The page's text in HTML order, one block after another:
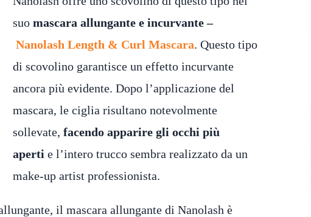
suo mascara allungante e incurvante –
Nanolash Length & Curl Mascara. Questo tipo
di scovolino garantisce un effetto incurvante
ancora più evidente. Dopo l’applicazione del
mascara, le ciglia risultano notevolmente
sollevate, facendo apparire gli occhi più
aperti e l’intero trucco sembra realizzato da un
make-up artist professionista.
il mascara allungante di Nanolash è